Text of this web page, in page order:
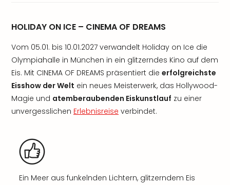
HOLIDAY ON ICE – CINEMA OF DREAMS
Vom 05.01. bis 10.01.2027 verwandelt Holiday on Ice die
Olympiahalle in München in ein glitzerndes Kino auf dem
Eis. Mit CINEMA OF DREAMS präsentiert die erfolgreichste
Eisshow der Welt ein neues Meisterwerk, das Hollywood-
Magie und atemberaubenden Eiskunstlauf zu einer
unvergesslichen Erlebnisreise verbindet.
Ein Meer aus funkelnden Lichtern, glitzerndem Eis